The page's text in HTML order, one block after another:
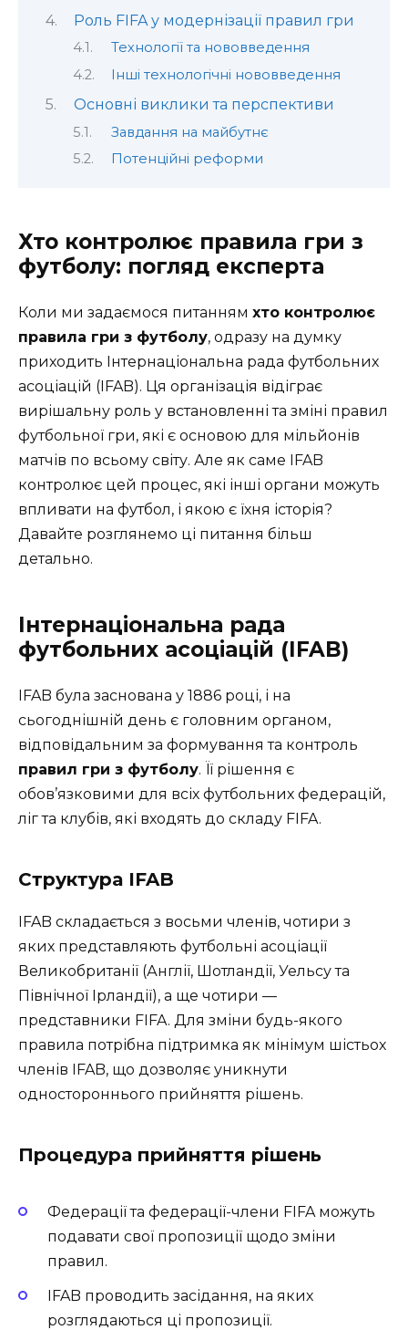
Роль FIFA у модернізації правил гри
Технології та нововведення
Інші технологічні нововведення
Основні виклики та перспективи
Завдання на майбутнє
Потенційні реформи
Хто контролює правила гри з
футболу: погляд експерта
Коли ми задаємося питанням хто контролює
правила гри з футболу, одразу на думку
приходить Інтернаціональна рада футбольних
асоціацій (IFAB). Ця організація відіграє
вирішальну роль у встановленні та зміні правил
футбольної гри, які є основою для мільйонів
матчів по всьому світу. Але як саме IFAB
контролює цей процес, які інші органи можуть
впливати на футбол, і якою є їхня історія?
Давайте розглянемо ці питання більш
детально.
Інтернаціональна рада
футбольних асоціацій (IFAB)
IFAB була заснована у 1886 році, і на
сьогоднішній день є головним органом,
відповідальним за формування та контроль
правил гри з футболу. Її рішення є
обов’язковими для всіх футбольних федерацій,
ліг та клубів, які входять до складу FIFA.
Структура IFAB
IFAB складається з восьми членів, чотири з
яких представляють футбольні асоціації
Великобританії (Англії, Шотландії, Уельсу та
Північної Ірландії), а ще чотири —
представники FIFA. Для зміни будь-якого
правила потрібна підтримка як мінімум шістьох
членів IFAB, що дозволяє уникнути
одностороннього прийняття рішень.
Процедура прийняття рішень
Федерації та федерації-члени FIFA можуть
подавати свої пропозиції щодо зміни
правил.
IFAB проводить засідання, на яких
розглядаються ці пропозиції.